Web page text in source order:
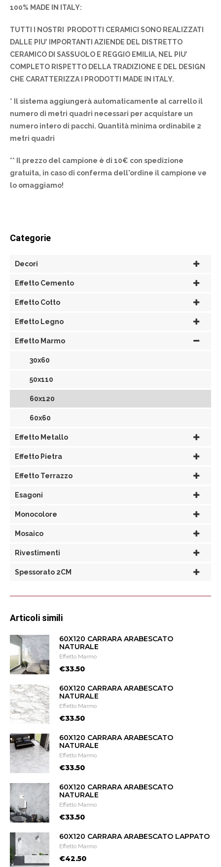
100% MADE IN ITALY:
TUTTI I NOSTRI PRODOTTI CERAMICI SONO REALIZZATI
DALLE PIU’ IMPORTANTI AZIENDE DEL DISTRETTO
CERAMICO DI SASSUOLO E REGGIO EMILIA, NEL PIU’
COMPLETO RISPETTO DELLA TRADIZIONE E DEL DESIGN
CHE CARATTERIZZA I PRODOTTI MADE IN ITALY.
* Il sistema aggiungerà automaticamente al carrello il
numero di metri quadri necessari per acquistare un
numero intero di pacchi. Quantità minima ordinabile 2
metri quadri
** Il prezzo del campione è di 10€ con spedizione
gratuita, in caso di conferma dell'ordine il campione ve
lo omaggiamo!
Categorie
Decori
Effetto Cemento
Effetto Cotto
Effetto Legno
Effetto Marmo
30x60
50x110
60x120
60x60
Effetto Metallo
Effetto Pietra
Effetto Terrazzo
Esagoni
Monocolore
Mosaico
Rivestimenti
Spessorato 2CM
Articoli simili
60X120 CARRARA ARABESCATO
NATURALE
Effetto Marmo
€33.50
60X120 CARRARA ARABESCATO
NATURALE
Effetto Marmo
€33.50
60X120 CARRARA ARABESCATO
NATURALE
Effetto Marmo
€33.50
60X120 CARRARA ARABESCATO
NATURALE
Effetto Marmo
€33.50
60X120 CARRARA ARABESCATO LAPPATO
Effetto Marmo
€42.50